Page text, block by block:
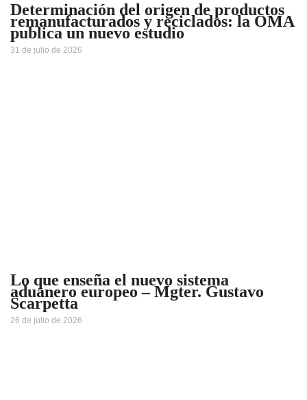
Determinación del origen de productos
remanufacturados y reciclados: la OMA
publica un nuevo estudio
31 de julio de 2026
Lo que enseña el nuevo sistema
aduanero europeo – Mgter. Gustavo
Scarpetta
26 de julio de 2026